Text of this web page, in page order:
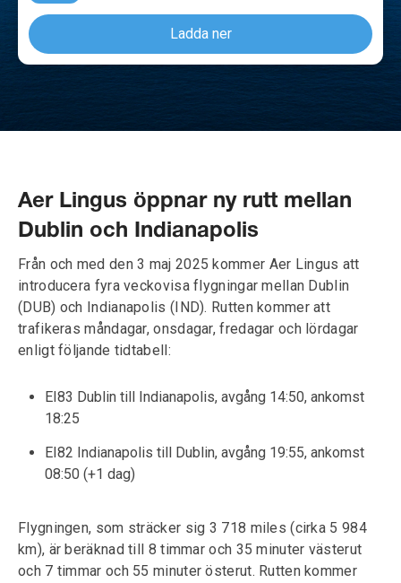
Ladda ner
Aer Lingus öppnar ny rutt mellan
Dublin och Indianapolis
Från och med den 3 maj 2025 kommer Aer Lingus att
introducera fyra veckovisa flygningar mellan Dublin
(DUB) och Indianapolis (IND). Rutten kommer att
trafikeras måndagar, onsdagar, fredagar och lördagar
enligt följande tidtabell:
EI83 Dublin till Indianapolis, avgång 14:50, ankomst
18:25
EI82 Indianapolis till Dublin, avgång 19:55, ankomst
08:50 (+1 dag)
Flygningen, som sträcker sig 3 718 miles (cirka 5 984
km), är beräknad till 8 timmar och 35 minuter västerut
och 7 timmar och 55 minuter österut. Rutten kommer